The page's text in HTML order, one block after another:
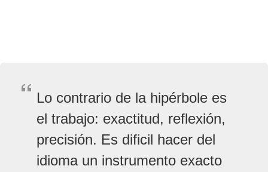
Lo contrario de la hipérbole es
el trabajo: exactitud, reflexión,
precisión. Es dificil hacer del
idioma un instrumento exacto